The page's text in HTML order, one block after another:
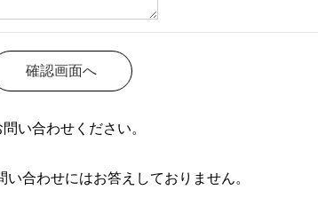
い合わせください。
合わせにはお答えしておりません。